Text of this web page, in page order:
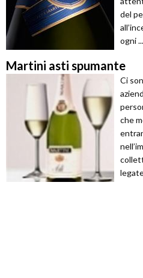
del
ogni ...
Martini asti spumante
Ci
che